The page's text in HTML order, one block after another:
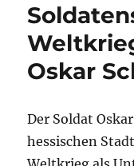
Oskar
Der Soldat
hessischen